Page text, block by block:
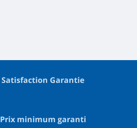
Satisfaction Garantie
Prix minimum garanti